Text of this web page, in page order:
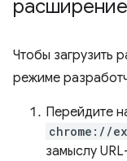
расширение
Чтобы загрузить
режиме
Перейдите
chrome://
замыслу